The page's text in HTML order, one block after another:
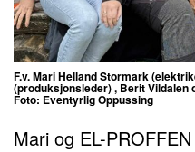
F.v. Mari Helland Stormark
(produksjonsleder) , Berit Vildalen
Foto: Eventyrlig Oppussing
Mari og EL-